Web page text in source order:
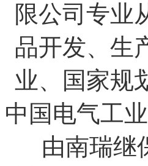
限公司专业
品开发、生
业、国家规
中国电气工
由南瑞继